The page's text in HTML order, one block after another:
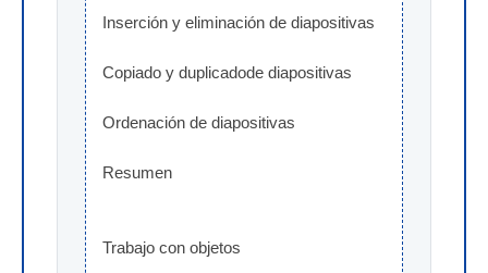
Inserción y eliminación de diapositivas
Copiado y duplicadode diapositivas
Ordenación de diapositivas
Resumen
Trabajo con objetos